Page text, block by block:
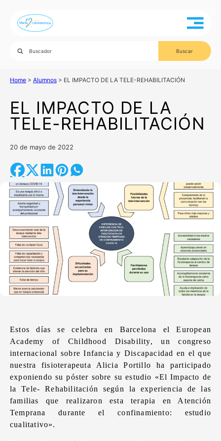
Home > Alumnos > EL IMPACTO DE LA TELE-REHABILITACIÓN
EL IMPACTO DE LA
TELE-REHABILITACIÓN
20 de mayo de 2022
Estos días se celebra en Barcelona el European
Academy of Childhood Disability, un congreso
internacional sobre Infancia y Discapacidad en el que
nuestra fisioterapeuta Alicia Portillo ha participado
exponiendo su póster sobre su estudio «El Impacto de
la Tele- Rehabilitación según la experiencia de las
familias que realizaron esta terapia en Atención
Temprana durante el confinamiento: estudio
cualitativo».